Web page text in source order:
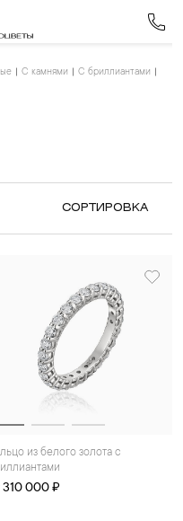
С камнями
С бриллиантами
СОРТИРОВКА
310 000 ₽